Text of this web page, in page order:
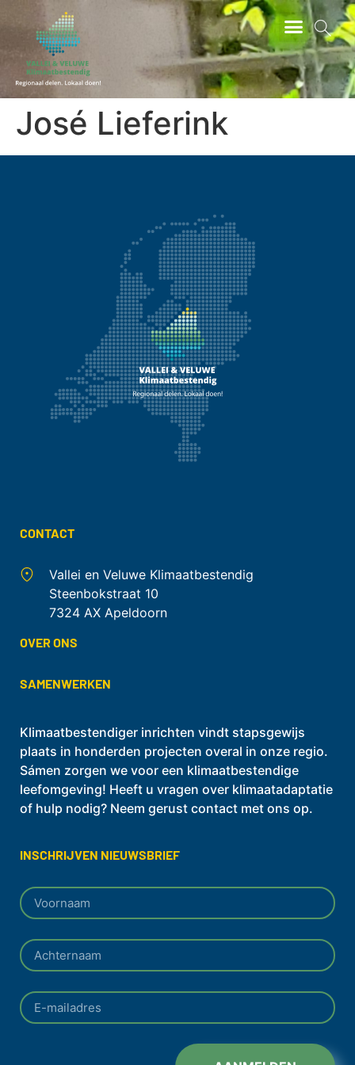
José Lieferink
CONTACT
Vallei en Veluwe Klimaatbestendig
Steenbokstraat 10
7324 AX Apeldoorn
OVER ONS
SAMENWERKEN
Klimaatbestendiger inrichten vindt stapsgewijs
plaats in honderden projecten overal in onze regio.
Sámen zorgen we voor een klimaatbestendige
leefomgeving! Heeft u vragen over klimaatadaptatie
of hulp nodig? Neem gerust contact met ons op.
INSCHRIJVEN NIEUWSBRIEF